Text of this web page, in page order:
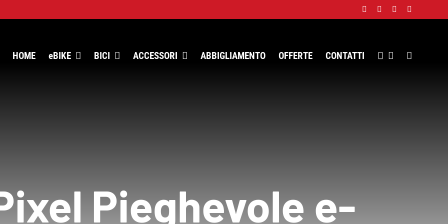
Facebook
TwitterInstagram
HOME eBIKE BICI ACCESSORI ABBIGLIAMENTO OFFERTE CONTATTI
Pieghevole e-